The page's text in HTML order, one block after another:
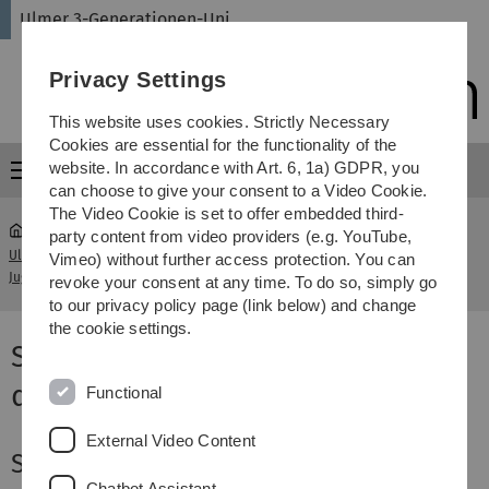
Skip
Skip
Skip
Skip
Ulmer 3-Generationen-Uni
Menu
Ulmer 3-Generationen-Uni - Angebote für Kinder,
Jugendliche und Senioren
Science
Camps
Science Camps - In den Ferien
die Universität entdecken
Spurensuche durch die Jahrtausende
Privacy Settings
This website uses cookies. Strictly Necessary
Cookies are essential for the functionality of the
website. In accordance with Art. 6, 1a) GDPR, you
can choose to give your consent to a Video Cookie.
The Video Cookie is set to offer embedded third-
party content from video providers (e.g. YouTube,
Vimeo) without further access protection. You can
revoke your consent at any time. To do so, simply go
to our privacy policy page (link below) and change
the cookie settings.
Functional
External Video Content